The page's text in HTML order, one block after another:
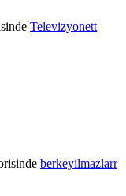
Televizyonett
berkeyilmazlarr